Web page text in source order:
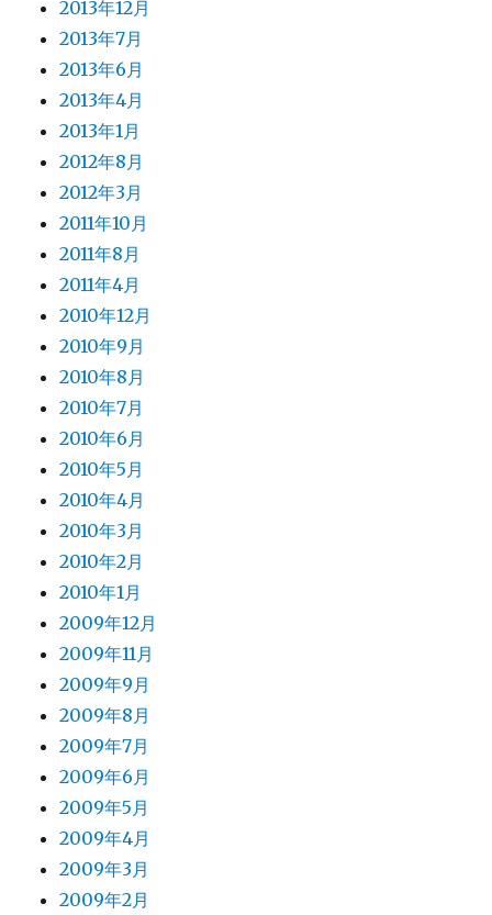
2013年12月
2013年7月
2013年6月
2013年4月
2013年1月
2012年8月
2012年3月
2011年10月
2011年8月
2011年4月
2010年12月
2010年9月
2010年8月
2010年7月
2010年6月
2010年5月
2010年4月
2010年3月
2010年2月
2010年1月
2009年12月
2009年11月
2009年9月
2009年8月
2009年7月
2009年6月
2009年5月
2009年4月
2009年3月
2009年2月